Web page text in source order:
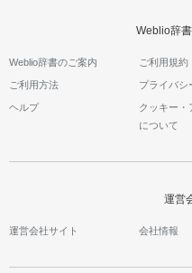
Weblio辞
Weblio辞書のご案内 ご利用規約
ご利用方法 プライバシ
ヘルプ
クッキー・
について
運営
運営会社サイト 会社情報